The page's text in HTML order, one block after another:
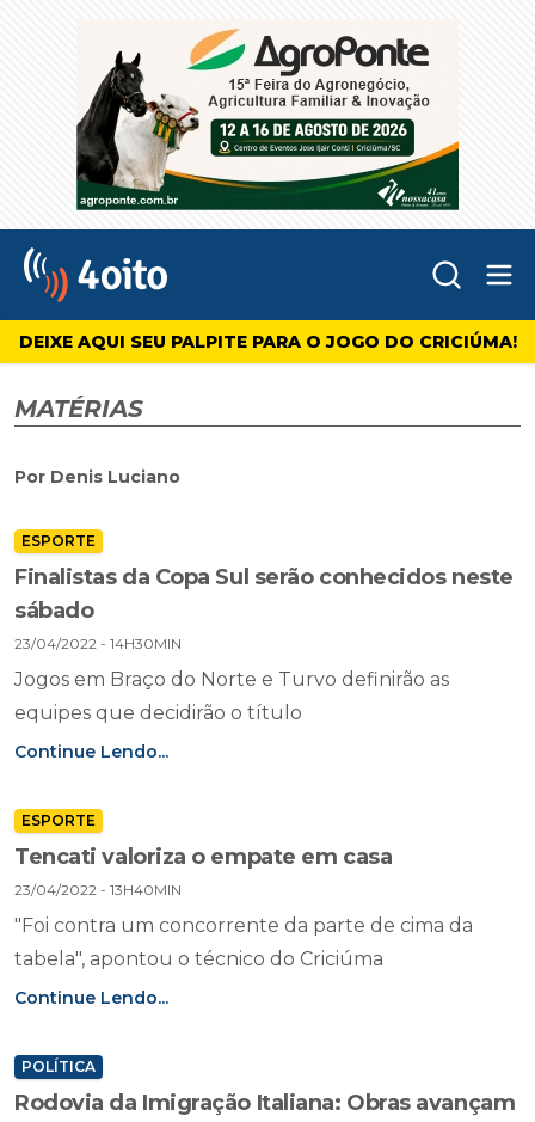
4oito
DEIXE AQUI SEU PALPITE PARA O JOGO DO CRICIÚMA!
MATÉRIAS
Por Denis Luciano
ESPORTE
Finalistas da Copa Sul serão conhecidos neste
sábado
23/04/2022 - 14H30MIN
Jogos em Braço do Norte e Turvo definirão as
equipes que decidirão o título
Continue Lendo...
ESPORTE
Tencati valoriza o empate em casa
23/04/2022 - 13H40MIN
"Foi contra um concorrente da parte de cima da
tabela", apontou o técnico do Criciúma
Continue Lendo...
POLÍTICA
Rodovia da Imigração Italiana: Obras avançam